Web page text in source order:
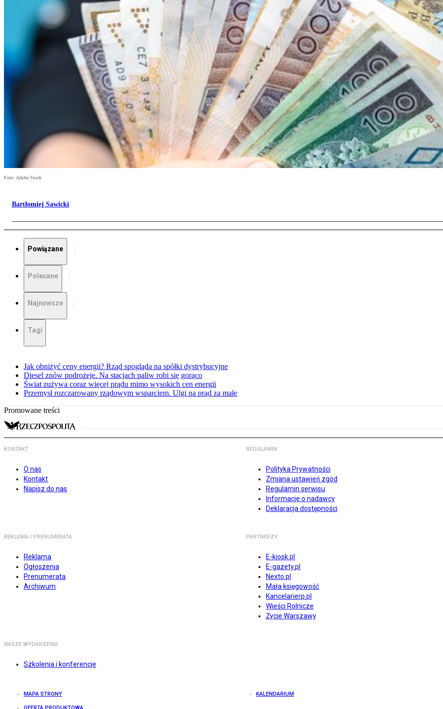
Foto: Adobe Stock
Bartłomiej Sawicki
Powiązane
Polecane
Najnowsze
Tagi
Jak obniżyć ceny energii? Rząd spogląda na spółki dystrybucyjne
Diesel znów podrożeje. Na stacjach paliw robi się gorąco
Świat zużywa coraz więcej prądu mimo wysokich cen energii
Przemysł rozczarowany rządowym wsparciem. Ulgi na prąd za małe
Promowane treści
KONTAKT
O nas
Kontakt
Napisz do nas
REGULAMIN
Polityka Prywatności
Zmiana ustawień zgód
Regulamin serwisu
Informacje o nadawcy
Deklaracja dostępności
REKLAMA I PRENUMERATA
Reklama
Ogłoszenia
Prenumerata
Archiwum
PARTNERZY
E-kiosk.pl
E-gazety.pl
Nexto.pl
Mała księgowość
Kancelarierp.pl
Wieści Rolnicze
Życie Warszawy
NASZE WYDARZENIA
Szkolenia i konferencje
MAPA STRONY KALENDARIUM